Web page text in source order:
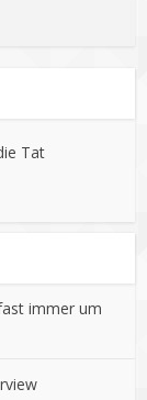
Tat
immer um